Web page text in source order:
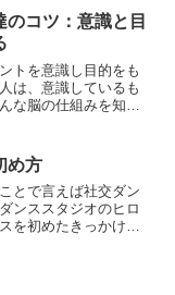
さを感じてみません
コツ：意識と目
トを意識し目的をも
は、意識しているも
な脳の仕組みを知れ
のつもりでお手本を
。先生...
め方
とで言えば社交ダン
ンススタジオのヒロ
を初めたきっかけ